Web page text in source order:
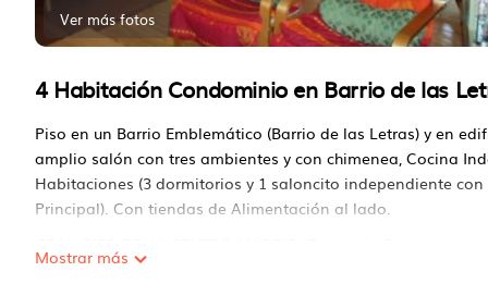
Ver más fotos
4 Habitación Condominio en Barrio de las
Piso en un Barrio Emblemático (Barrio de las Letras) y en
amplio salón con tres ambientes y con chimenea, Cocina
Habitaciones (3 dormitorios y 1 saloncito independiente
Principal). Con tiendas de Alimentación al lado.
ofrece alojamiento, con Mascota amigable, Area designada
Mostrar más